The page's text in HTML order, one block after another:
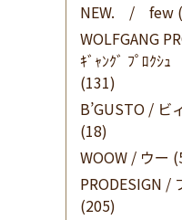
NEW. / few
WOLFGANG
ｷﾞｬﾝｸﾞ ﾌﾟﾛｸｼｭ
(131)
B’GUSTO / ビ
(18)
WOOW / ウー
PRODESIGN /
(205)